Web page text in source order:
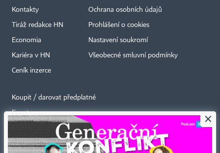
Kontakty
Tiráž redakce HN
Economia
Kariéra v HN
Ceník inzerce
Ochrana osobních údajů
Prohlášení o cookies
Nastavení soukromí
Všeobecné smluvní podmínky
Koupit / darovat předplatné
Eventy
Newslettery
RSS kanály
×